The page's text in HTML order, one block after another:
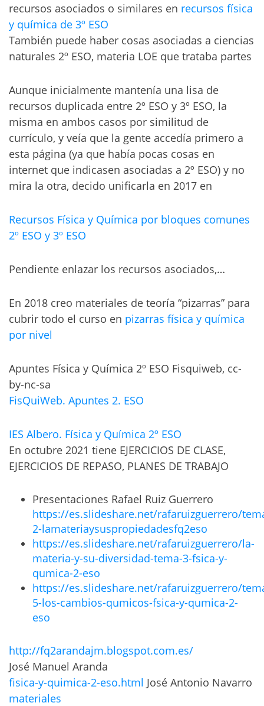
recursos asociados o similares en recursos física
y química de 3º ESO
También puede haber cosas asociadas a ciencias
naturales 2º ESO, materia LOE que trataba partes
Aunque inicialmente mantenía una lisa de
recursos duplicada entre 2º ESO y 3º ESO, la
misma en ambos casos por similitud de
currículo, y veía que la gente accedía primero a
esta página (ya que había pocas cosas en
internet que indicasen asociadas a 2º ESO) y no
mira la otra, decido unificarla en 2017 en
Recursos Física y Química por bloques comunes
2º ESO y 3º ESO
Pendiente enlazar los recursos asociados,…
En 2018 creo materiales de teoría “pizarras” para
cubrir todo el curso en pizarras física y química
por nivel
Apuntes Física y Química 2º ESO Fisquiweb, cc-
by-nc-sa
FisQuiWeb. Apuntes 2. ESO
IES Albero. Física y Química 2º ESO
En octubre 2021 tiene EJERCICIOS DE CLASE,
EJERCICIOS DE REPASO, PLANES DE TRABAJO
Presentaciones Rafael Ruiz Guerrero
https://es.slideshare.net/rafaruizguerrero/
2-lamateriaysuspropiedadesfq2eso
https://es.slideshare.net/rafaruizguerrero/la-
materia-y-su-diversidad-tema-3-fsica-y-
qumica-2-eso
https://es.slideshare.net/rafaruizguerrero/
5-los-cambios-qumicos-fsica-y-qumica-2-
eso
http://fq2arandajm.blogspot.com.es/
José Manuel Aranda
fisica-y-quimica-2-eso.html José Antonio Navarro
materiales